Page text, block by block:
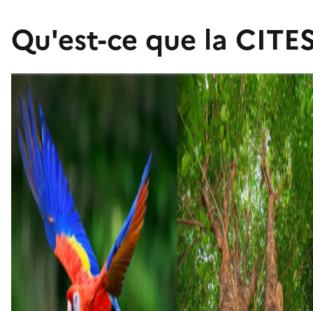
Qu'est-ce que la